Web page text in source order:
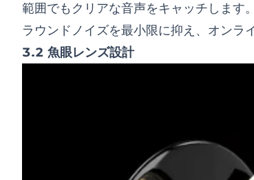
範囲でもクリアな音声をキャッチします
ラウンドノイズを最小限に抑え、オンラ
3.2 魚眼レンズ設計